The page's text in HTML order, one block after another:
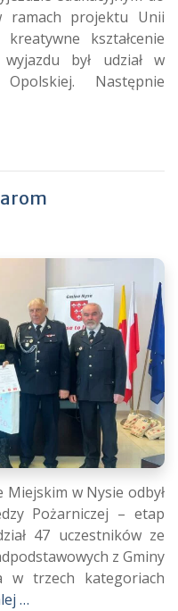
ramach projektu Unii
kształcenie
był udział w
Następnie
w Nysie odbył
Pożarniczej – etap
47 uczestników ze
z Gminy
w trzech kategoriach
…